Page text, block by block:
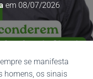
em 08/07/2026
se manifesta
homens, os sinais